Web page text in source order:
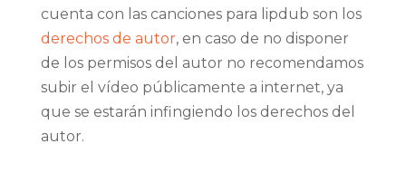
cuenta con las canciones para lipdub son los
derechos de autor, en caso de no disponer
de los permisos del autor no recomendamos
subir el vídeo públicamente a internet, ya
que se estarán infingiendo los derechos del
autor.